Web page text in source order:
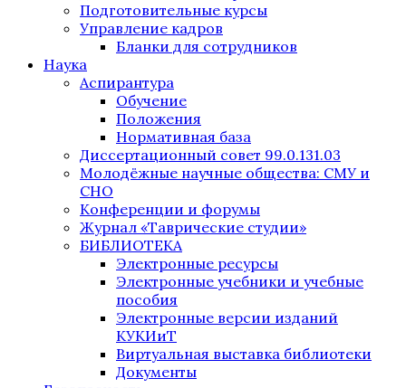
Подготовительные курсы
Управление кадров
Бланки для сотрудников
Наука
Аспирантура
Обучение
Положения
Нормативная база
Диссертационный совет 99.0.131.03
Молодёжные научные общества: СМУ и
СНО
Конференции и форумы
Журнал «Таврические студии»
БИБЛИОТЕКА
Электронные ресурсы
Электронные учебники и учебные
пособия
Электронные версии изданий
КУКИиТ
Виртуальная выставка библиотеки
Документы